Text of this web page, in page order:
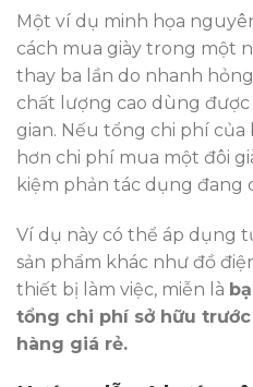
Một ví dụ minh họa
cách mua giày trong một
thay ba lần do nhanh
chất lượng cao dùng
gian. Nếu tổng chi phí của
hơn chi phí mua một đôi
kiệm phản tác dụng đang
Ví dụ này có thể áp dụng
sản phẩm khác như đồ
thiết bị làm việc, miễn là
tổng chi phí sở hữu
hàng giá rẻ.